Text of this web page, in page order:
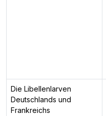
Die Libellenlarven
Deutschlands und
Frankreichs